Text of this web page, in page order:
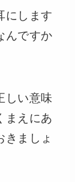
にします
んですか
しい意味
まえにあ
きましょ